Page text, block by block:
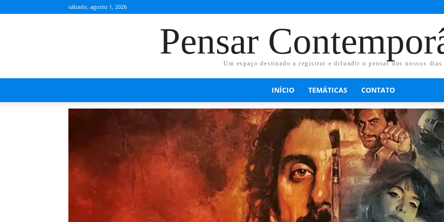
sábado, agosto 1, 2026
Pensar
Um espaço destinado a registrar e difundir o pensar dos nossos dias
INÍCIO TEMÁTICAS CONTATO